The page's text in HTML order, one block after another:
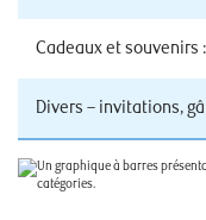
Cadeaux et souvenirs
Divers – invitations,